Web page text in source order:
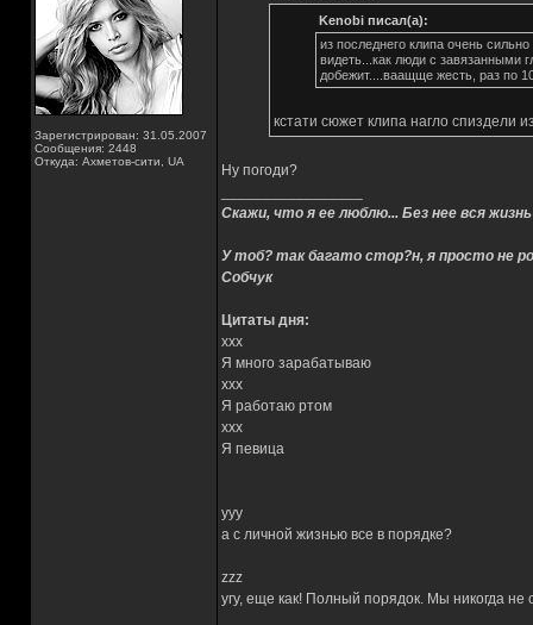
Зарегистрирован: 31.05.2007
Сообщения: 2448
Откуда: Ахметов-сити, UA
Kenobi писал(а):
из последнего клипа очень
видеть...как люди с завязанными
добежит....ваащще жесть, раз по
кстати сюжет клипа нагло спиздели
Ну погоди?
Скажи, что я ее люблю... Без нее вся
У тоб? так багато стор?н, я просто не
Собчук
Цитаты дня:
xxx
Я много зарабатываю
xxx
Я работаю ртом
xxx
Я певица
yyy
а с личной жизнью все в порядке?
zzz
угу, еще как! Полный порядок. Мы никогда